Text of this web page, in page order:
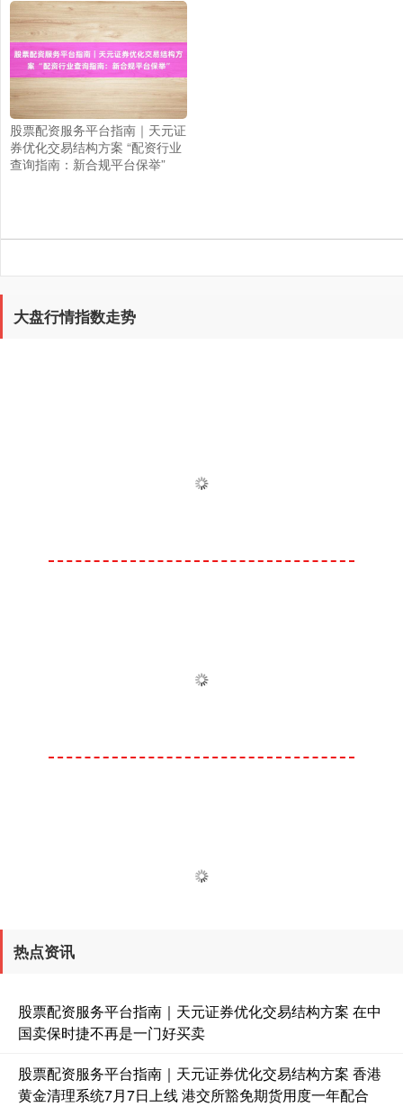
股票配资服务平台指南｜天元证
券优化交易结构方案 “配资行业
查询指南：新合规平台保举”
大盘行情指数走势
热点资讯
股票配资服务平台指南｜天元证券优化交易结构方案 在中
国卖保时捷不再是一门好买卖
股票配资服务平台指南｜天元证券优化交易结构方案 香港
黄金清理系统7月7日上线 港交所豁免期货用度一年配合